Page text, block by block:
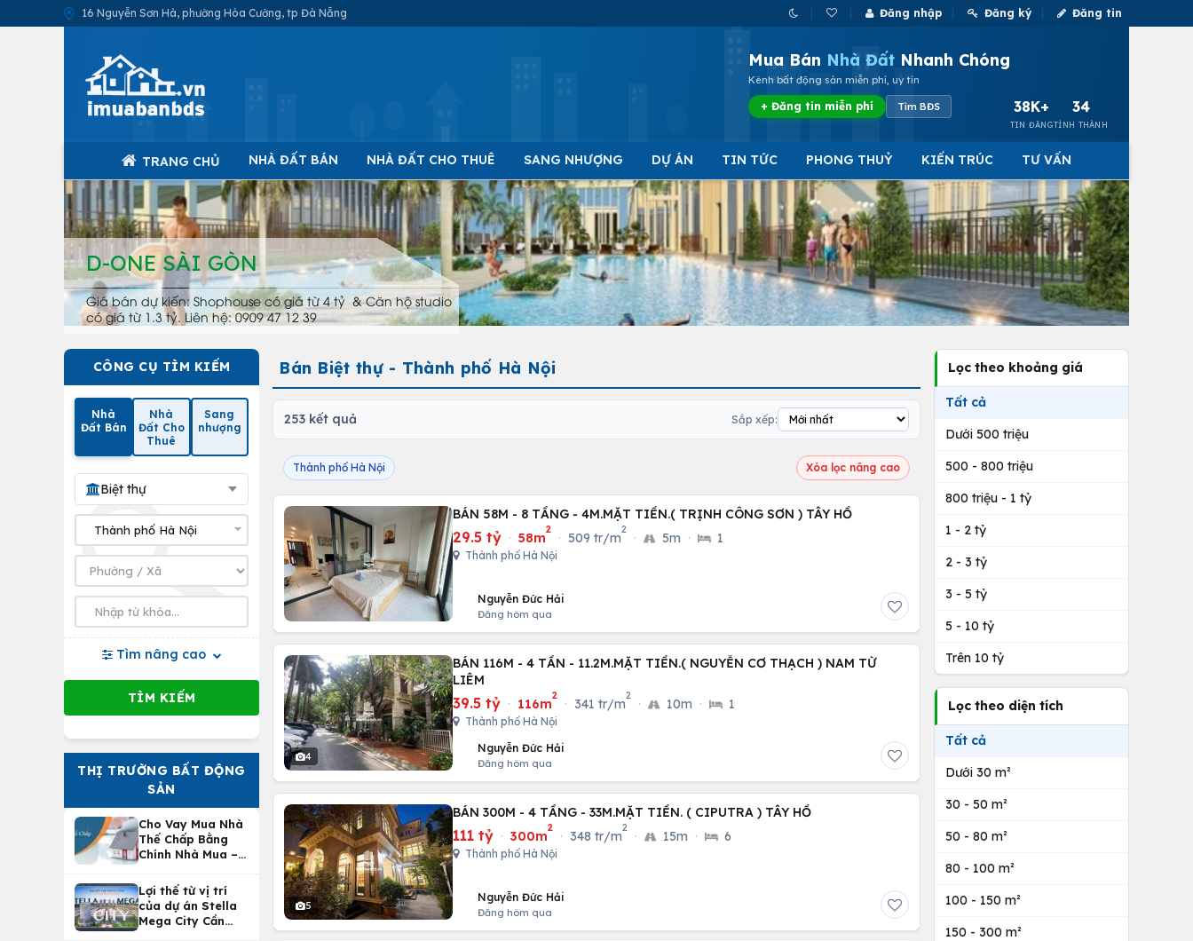
16 Nguyễn Sơn Hà, phường Hòa Cường, tp Đà Nẵng Đăng nhập Đăng ký Đăng tin
Mua Bán Nhà Đất Nhanh Chóng
Kênh bất động sản miễn phí, uy tín
+ Đăng tin miễn phí Tìm BĐS 38K+
TIN ĐĂNG
34
TỈNH THÀNH
TRANG CHỦ NHÀ ĐẤT BÁN NHÀ ĐẤT CHO THUÊ SANG NHƯỢNG DỰ ÁN TIN TỨC PHONG THUỶ KIẾN TRÚC TƯ VẤN
D-ONE SÀI GÒN
Giá bán dự kiến: Shophouse có giá từ 4 tỷ & Căn hộ studio
có giá từ 1.3 tỷ. Liên hệ: 0909 47 12 39
CÔNG CỤ TÌM KIẾM
Nhà
Đất Bán
Nhà
Đất Cho
Thuê
Sang
nhượng
Biệt thự
Tìm nâng cao
THỊ TRƯỜNG BẤT ĐỘNG
SẢN
Cho Vay Mua Nhà
Thế Chấp Bằng
Chính Nhà Mua –
Nhà Tại
Vietcombank
Lợi thế từ vị trí
của dự án Stella
Mega City Cần
Bán Biệt thự - Thành phố Hà Nội
253 kết quả Sắp xếp:
Thành phố Hà Nội Xóa lọc nâng cao
BÁN 58M - 8 TẦNG - 4M.MẶT TIỀN.( TRỊNH CÔNG SƠN ) TÂY HỒ
29.5 tỷ · 58m
2
· 509 tr/m
2
· 5m · 1
Thành phố Hà Nội
Nguyễn Đức Hải
Đăng hôm qua
4
BÁN 116M - 4 TẦN - 11.2M.MẶT TIỀN.( NGUYỄN CƠ THẠCH ) NAM TỪ
LIÊM
39.5 tỷ · 116m
2
· 341 tr/m
2
· 10m · 1
Thành phố Hà Nội
Nguyễn Đức Hải
Đăng hôm qua
5
BÁN 300M - 4 TẦNG - 33M.MẶT TIỀN. ( CIPUTRA ) TÂY HỒ
111 tỷ · 300m
2
· 348 tr/m
2
· 15m · 6
Thành phố Hà Nội
Nguyễn Đức Hải
Đăng hôm qua
Lọc theo khoảng giá
Tất cả
Dưới 500 triệu
500 - 800 triệu
800 triệu - 1 tỷ
1 - 2 tỷ
2 - 3 tỷ
3 - 5 tỷ
5 - 10 tỷ
Trên 10 tỷ
Lọc theo diện tích
Tất cả
Dưới 30 m²
30 - 50 m²
50 - 80 m²
80 - 100 m²
100 - 150 m²
150 - 300 m²